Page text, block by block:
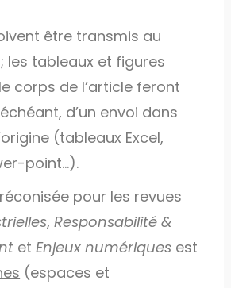
être transmis au
les tableaux et figures
corps de l’article feront
d’un envoi dans
(tableaux Excel,
point…).
pour les revues
,Responsabilité &
etEnjeux numériques est
(espaces et